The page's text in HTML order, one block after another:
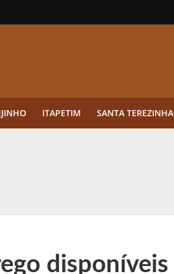
ITAPETIM SANTA TEREZINHA
focado em multiplicadores
disponíveis